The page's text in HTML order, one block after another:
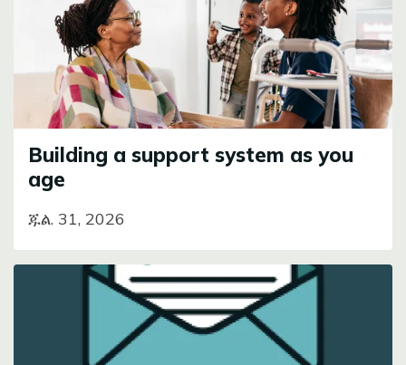
Building a support system as you
age
ጁል. 31, 2026